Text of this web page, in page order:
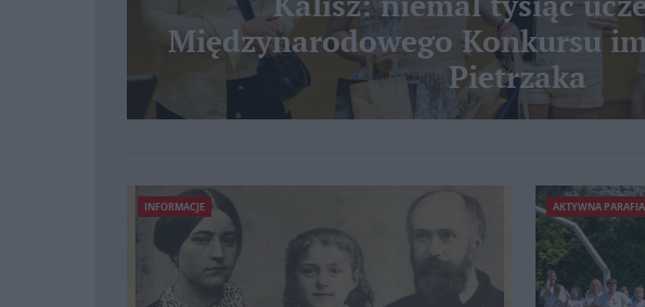
Kalisz: niemal tysiąc
Międzynarodowego Konkursu
Pietrzaka
INFORMACJE AKTYWNA PARAFIA